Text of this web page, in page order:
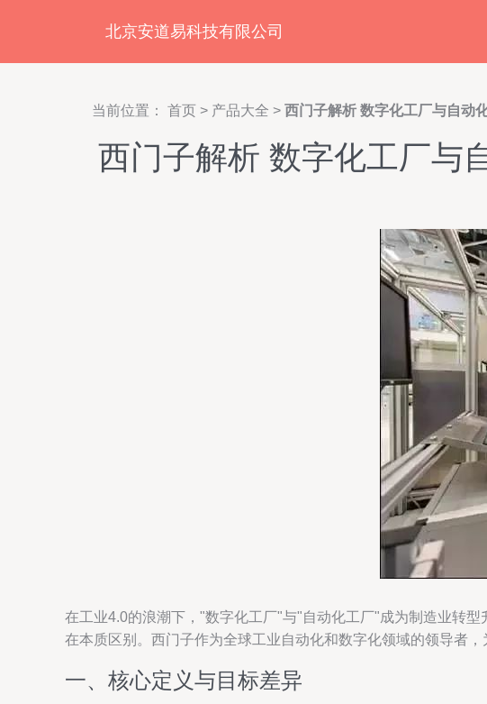
北京安道易科技有限公司
当前位置： 首页 > 产品大全 > 西门子解析 数字化工厂与自动
西门子解析 数字化工厂与
在工业4.0的浪潮下，"数字化工厂"与"自动化工厂"成为制造业转
在本质区别。西门子作为全球工业自动化和数字化领域的领导者
一、核心定义与目标差异